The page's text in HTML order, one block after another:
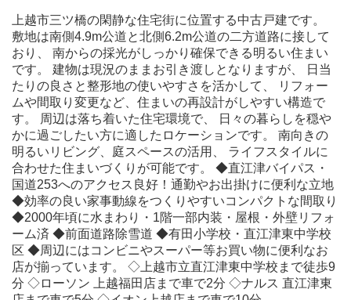
上越市三ツ橋の閑静な住宅街に位置する中古戸建です。
敷地は南側4.9m公道と北側6.2m公道の二方道路に接して
おり、 南からの採光がしっかり確保できる明るい住まい
です。 建物は現況のままお引き渡しとなりますが、 日当
たりの良さと整形地の使いやすさを活かして、 リフォー
ムや間取り変更など、住まいの再設計がしやすい構造で
す。 周辺は落ち着いた住宅環境で、 日々の暮らしを穏や
かに過ごしたい方に適したロケーションです。 南向きの
明るいリビング、庭スペースの活用、 ライフスタイルに
合わせた住まいづくりが可能です。 ◆直江津バイパス・
国道253へのアクセス良好！通勤やお出掛けに便利な立地
◆効率の良い家事動線をつくりやすいコンパクトな間取り
◆2000年頃に水まわり・1階一部内装・屋根・外壁リフォ
ーム済 ◆前面道路除雪道 ◆有田小学校・直江津東中学校
区 ◆周辺にはコンビニやスーパー等お買い物に便利なお
店が揃っています。 ◇上越市立直江津東中学校まで徒歩9
分 ◇ローソン 上越福田店まで車で2分 ◇ナルス 直江津東